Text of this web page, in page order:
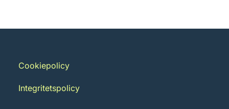
Cookiepolicy
Integritetspolicy